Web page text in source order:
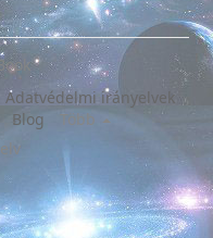
Adatvédelmi irányelvek
Blog
Több